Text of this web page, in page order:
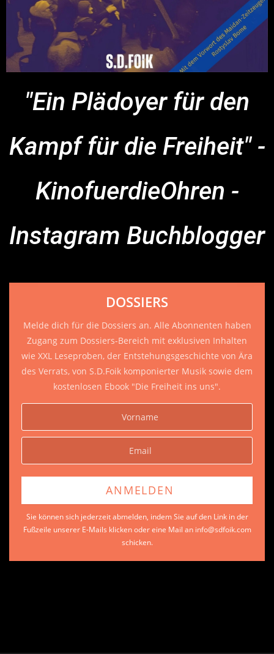
"Ein Plädoyer für den
Kampf für die Freiheit" -
KinofuerdieOhren -
Instagram Buchblogger
DOSSIERS
Melde dich für die Dossiers an. Alle Abonnenten haben
Zugang zum Dossiers-Bereich mit exklusiven Inhalten
wie XXL Leseproben, der Entstehungsgeschichte von Ära
des Verrats, von S.D.Foik komponierter Musik sowie dem
kostenlosen Ebook "Die Freiheit ins uns".
Sie können sich jederzeit abmelden, indem Sie auf den Link in der
Fußzeile unserer E-Mails klicken oder eine Mail an info@sdfoik.com
schicken.